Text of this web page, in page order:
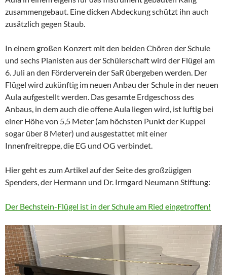
zusammengebaut. Eine dicken Abdeckung schützt ihn auch
zusätzlich gegen Staub.
In einem großen Konzert mit den beiden Chören der Schule
und sechs Pianisten aus der Schülerschaft wird der Flügel am
6. Juli an den Förderverein der SaR übergeben werden. Der
Flügel wird zukünftig im neuen Anbau der Schule in der neuen
Aula aufgestellt werden. Das gesamte Erdgeschoss des
Anbaus, in dem auch die offene Aula liegen wird, ist luftig bei
einer Höhe von 5,5 Meter (am höchsten Punkt der Kuppel
sogar über 8 Meter) und ausgestattet mit einer
Innenfreitreppe, die EG und OG verbindet.
Hier geht es zum Artikel auf der Seite des großzügigen
Spenders, der Hermann und Dr. Irmgard Neumann Stiftung:
Der Bechstein-Flügel ist in der Schule am Ried eingetroffen!